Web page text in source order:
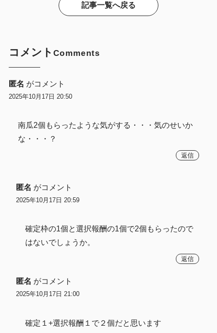
記事一覧へ戻る
コメント Comments
匿名 がコメント
2025年10月17日 20:50
南瓜2個もらったような気がする・・・気のせいか
な・・・？
返信
匿名 がコメント
2025年10月17日 20:59
確定枠の1個と選択報酬の1個で2個もらったので
はないでしょうか。
返信
匿名 がコメント
2025年10月17日 21:00
確定１+選択報酬１で２個だと思います